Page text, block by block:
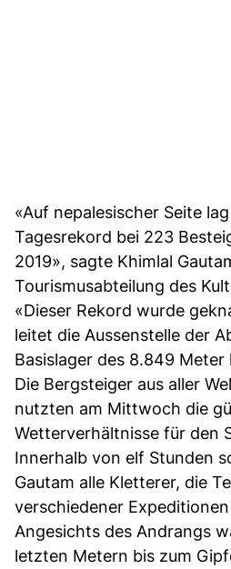
«Auf nepalesischer Seite
Tagesrekord bei 223
2019», sagte Khimlal
Tourismusabteilung des
«Dieser Rekord wurde
leitet die Aussenstelle der
Basislager des 8.849 Meter
Die Bergsteiger aus aller
nutzten am Mittwoch die
Wetterverhältnisse für den
Innerhalb von elf Stunden
Gautam alle Kletterer, die
verschiedener
Angesichts des Andrangs
letzten Metern bis zum